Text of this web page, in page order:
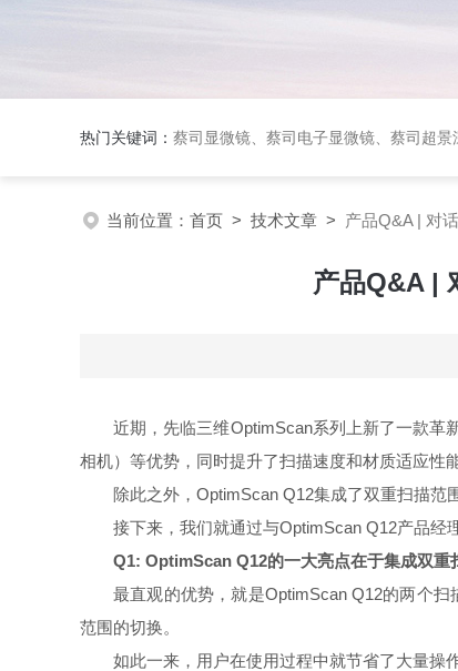
热门关键词： 蔡司显微镜、蔡司电子显微镜、蔡司超
当前位置： 首页 > 技术文章 > 产品Q&A | 对
产品Q&A |
近期，先临三维OptimScan系列上新了一款
相机）等优势，同时提升了扫描速度和材质适应性能
除此之外，OptimScan Q12集成了双重扫描范
接下来，我们就通过与OptimScan Q12产品经
Q1: OptimScan Q12的一大亮点在于集成双重
最直观的优势，就是OptimScan Q12的两个
范围的切换。
如此一来，用户在使用过程中就节省了大量操